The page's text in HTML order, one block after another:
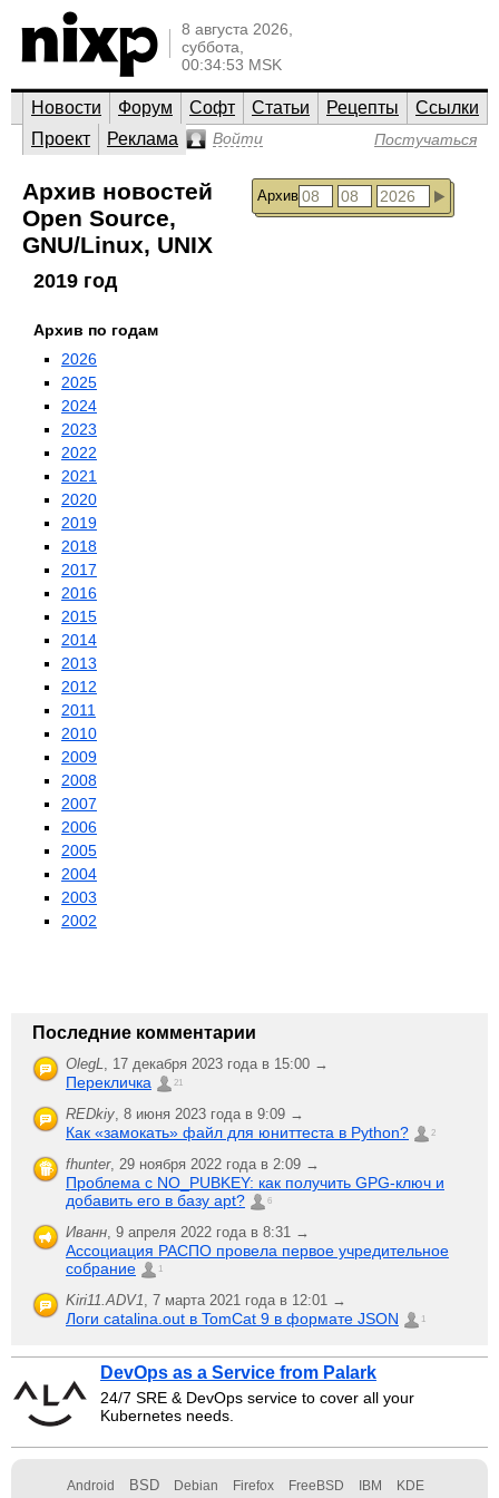
8 августа 2026,
суббота,
00:34:53 MSK
Новости Форум Софт Статьи Рецепты
Ссылки
Проект
Реклама Войти Постучаться
Архив
Архив новостей
Open Source,
GNU/Linux, UNIX
2019 год
Архив по годам
2026
2025
2024
2023
2022
2021
2020
2019
2018
2017
2016
2015
2014
2013
2012
2011
2010
2009
2008
2007
2006
2005
2004
2003
2002
Последние комментарии
OlegL, 17 декабря 2023 года в 15:00 →
Перекличка 21
REDkiy, 8 июня 2023 года в 9:09 →
Как «замокать» файл для юниттеста в Python? 2
fhunter, 29 ноября 2022 года в 2:09 →
Проблема с NO_PUBKEY: как получить GPG-ключ и
добавить его в базу apt?
6
Иванн, 9 апреля 2022 года в 8:31 →
Ассоциация РАСПО провела первое учредительное
собрание
1
Kiri11.ADV1, 7 марта 2021 года в 12:01 →
Логи catalina.out в TomCat 9 в формате JSON 1
DevOps as a Service from Palark
24/7 SRE & DevOps service to cover all your
Kubernetes needs.
Android BSD Debian Firefox FreeBSD IBM KDE